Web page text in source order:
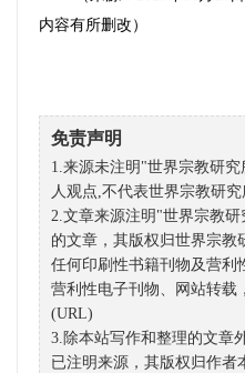
内容有所删改）
免责声明
1.来源未注明"世界宗教研
人观点,不代表世界宗教研
2.文章来源注明"世界宗教
的文章，其版权归世界宗教
任何印刷性书籍刊物及营利
营利性电子刊物、网站转载
(URL)
3.除本站写作和整理的文章
已注明来源，其版权归作者